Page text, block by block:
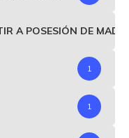
A POSESIÓN DE
1
1